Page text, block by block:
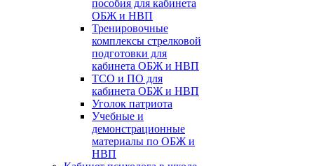
пособия для кабинета
ОБЖ и НВП
Тренировочные
комплексы стрелковой
подготовки для
кабинета ОБЖ и НВП
ТСО и ПО для
кабинета ОБЖ и НВП
Уголок патриота
Учебные и
демонстрационные
материалы по ОБЖ и
НВП